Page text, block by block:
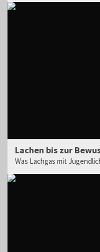
Lachen bis zur
Was Lachgas mit